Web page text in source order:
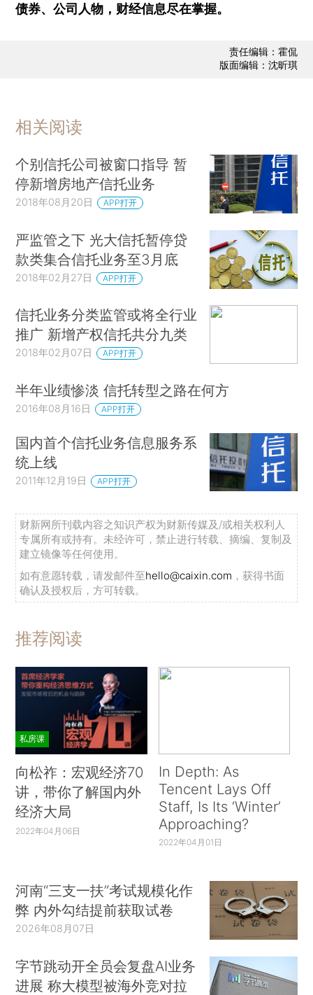
债券、公司人物，财经信息尽在掌握。
责任编辑：霍侃
版面编辑：沈昕琪
相关阅读
个别信托公司被窗口指导 暂
停新增房地产信托业务
2018年08月20日 APP打开
严监管之下 光大信托暂停贷
款类集合信托业务至3月底
2018年02月27日 APP打开
信托业务分类监管或将全行业
推广 新增产权信托共分九类
2018年02月07日 APP打开
半年业绩惨淡 信托转型之路在何方
2016年08月16日 APP打开
国内首个信托业务信息服务系
统上线
2011年12月19日 APP打开
财新网所刊载内容之知识产权为财新传媒及/或相关权利人
专属所有或持有。未经许可，禁止进行转载、摘编、复制及
建立镜像等任何使用。
如有意愿转载，请发邮件至hello@caixin.com ，获得书面
确认及授权后，方可转载。
推荐阅读
私房课
向松祚：宏观经济70
讲，带你了解国内外
经济大局
2022年04月06日
In Depth: As
Tencent Lays Off
Staff, Is Its ‘Winter’
Approaching?
2022年04月01日
河南“三支一扶”考试规模化作
弊 内外勾结提前获取试卷
2026年08月07日
字节跳动开全员会复盘AI业务
进展 称大模型被海外竞对拉